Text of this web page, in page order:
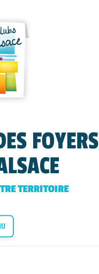
FOYERS
TERRITOIRE